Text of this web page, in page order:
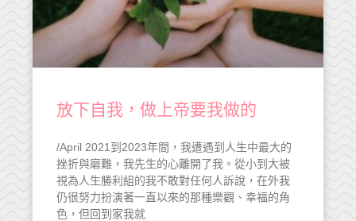
放下自我，做上帝要我做的
/April 2021到2023年間，我遭遇到人生中最大的
挫折與磨難，我先生的心離開了我。從小到大被
視為人生勝利組的我不敢對任何人訴說，在外我
仍很努力扮演著一直以來的那種樂觀、幸福的角
色，但回到家我就